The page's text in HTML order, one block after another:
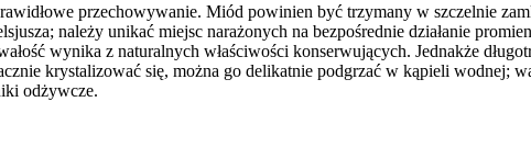
przechowywanie. Miód powinien być trzymany w szczelnie
należy unikać miejsc narażonych na bezpośrednie działanie
wynika z naturalnych właściwości konserwujących. Jednakże
krystalizować się, można go delikatnie podgrzać w kąpieli wodnej;
odżywcze.